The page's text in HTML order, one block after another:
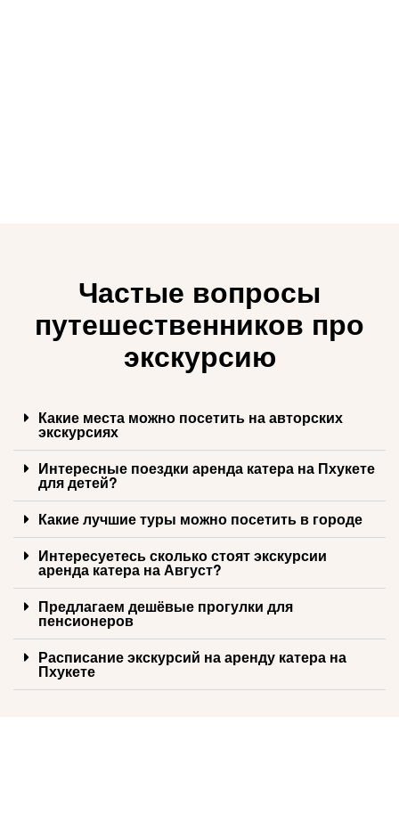
Частые вопросы
путешественников про
экскурсию
Какие места можно посетить на авторских
экскурсиях
Интересные поездки аренда катера на Пхукете
для детей?
Какие лучшие туры можно посетить в городе
Интересуетесь сколько стоят экскурсии
аренда катера на Август?
Предлагаем дешёвые прогулки для
пенсионеров
Расписание экскурсий на аренду катера на
Пхукете